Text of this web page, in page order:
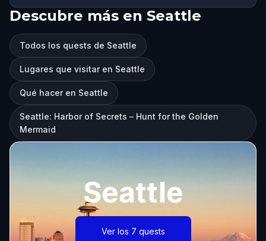
Descubre más en Seattle
Todos los quests de Seattle
Lugares que visitar en Seattle
Qué hacer en Seattle
Seattle: Harbor of Secrets – Hunt for the Golden
Mermaid
Seattle
Ver los 7 quests